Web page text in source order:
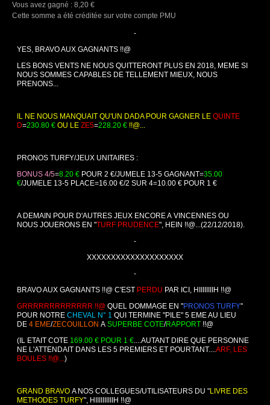
Vous avez gagné : 8,20 €
Cette somme a été créditée sur votre compte PMU
-
YES, BRAVO AUX GAGNANTS !!@
LES BONS VENTS NE NOUS QUITTERONT PLUS EN 2018, MEME SI
NOUS SOMMES CAPABLES DE TELLEMENT MIEUX, NOUS
PRENONS...
IL NE NOUS MANQUAIT QU'UN DADA POUR GAGNER LE QUINTE
D=230.80 € OU LE ZE5=228.20 € !!@...
PRONOS TURFY/JEUX UNITAIRES :
BONUS 4/5=8.20 € POUR 2 €/JUMELE 13-5 GAGNANT=35.00
€/JUMELE 13-5 PLACE=16.00 €/2 SUR 4=10.00 € POUR 1 €
A DEMAIN POUR D'AUTRES JEUX ENCORE A VINCENNES OU
NOUS JOUERONS EN "TURF PRUDENCE", HEIN !!@...(22/12/2018).
-
XXXXXXXXXXXXXXXXXXXX
-
BRAVO AUX GAGNANTS !!@ C'EST PERDU PAR ICI, HIIIIIIIIH !!@
GRRRRRRRRRRRRR !!@ QUEL DOMMAGE EN "PRONOS TURFY"
POUR NOTRE CHEVAL N° 1 QUI TERMINE "PILE" 5 EME AU LIEU
DE 4 EME/ZECOUILLON A SUPERBE COTE/RAPPORT !!@
(IL ETAIT COTE 169.00 € POUR 1 €....AUTANT DIRE QUE PERSONNE
NE L'ATTENDAIT DANS LES 5 PREMIERS ET POURTANT....ARF, LES
BOULES !!@...)
GRAND BRAVO A NOS COLLEGUES/UTILISATEURS DU "LIVRE DES
METHODES TURFY", HIIIIIIIIIIH !!@